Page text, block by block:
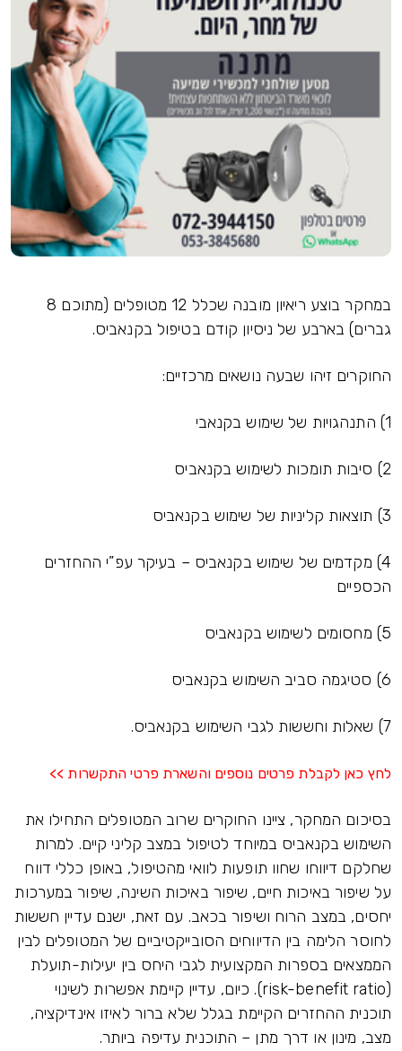
במחקר בוצע ריאיון מובנה שכלל 12 מטופלים (מתוכם 8
גברים) בארבע של ניסיון קודם בטיפול בקנאביס.
החוקרים זיהו שבעה נושאים מרכזיים:
1) התנהגויות של שימוש בקנאבי
2) סיבות תומכות לשימוש בקנאביס
3) תוצאות קליניות של שימוש בקנאביס
4) מקדמים של שימוש בקנאביס – בעיקר עפ”י ההחזרים
הכספיים
5) מחסומים לשימוש בקנאביס
6) סטיגמה סביב השימוש בקנאביס
7) שאלות וחששות לגבי השימוש בקנאביס.
לחץ כאן לקבלת פרטים נוספים והשארת פרטי התקשרות >>
בסיכום המחקר, ציינו החוקרים שרוב המטופלים התחילו את
השימוש בקנאביס במיוחד לטיפול במצב קליני קיים. למרות
שחלקם דיווחו שחוו תופעות לוואי מהטיפול, באופן כללי דווח
על שיפור באיכות חיים, שיפור באיכות השינה, שיפור במערכות
יחסים, במצב הרוח ושיפור בכאב. עם זאת, ישנם עדיין חששות
לחוסר הלימה בין הדיווחים הסובייקטיביים של המטופלים לבין
הממצאים בספרות המקצועית לגבי היחס בין יעילות-תועלת
(risk-benefit ratio). כיום, עדיין קיימת אפשרות לשינוי
תוכנית ההחזרים הקיימת בגלל שלא ברור לאיזו אינדיקציה,
מצב, מינון או דרך מתן – התוכנית עדיפה ביותר.